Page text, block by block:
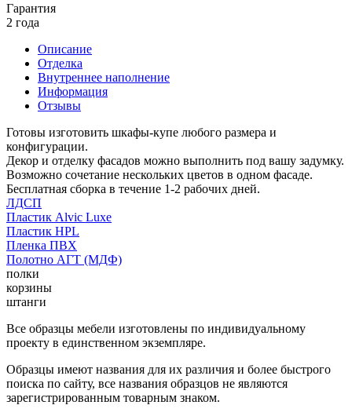
Гарантия
2 года
Описание
Отделка
Внутреннее наполнение
Информация
Отзывы
Готовы изготовить шкафы-купе любого размера и
конфигурации.
Декор и отделку фасадов можно выполнить под вашу задумку.
Возможно сочетание нескольких цветов в одном фасаде.
Бесплатная сборка в течение 1-2 рабочих дней.
ЛДСП
Пластик Alvic Luxe
Пластик HPL
Пленка ПВХ
Полотно АГТ (МДФ)
полки
корзины
штанги
Все образцы мебели изготовлены по индивидуальному
проекту в единственном экземпляре.
Образцы имеют названия для их различия и более быстрого
поиска по сайту, все названия образцов не являются
зарегистрированным товарным знаком.